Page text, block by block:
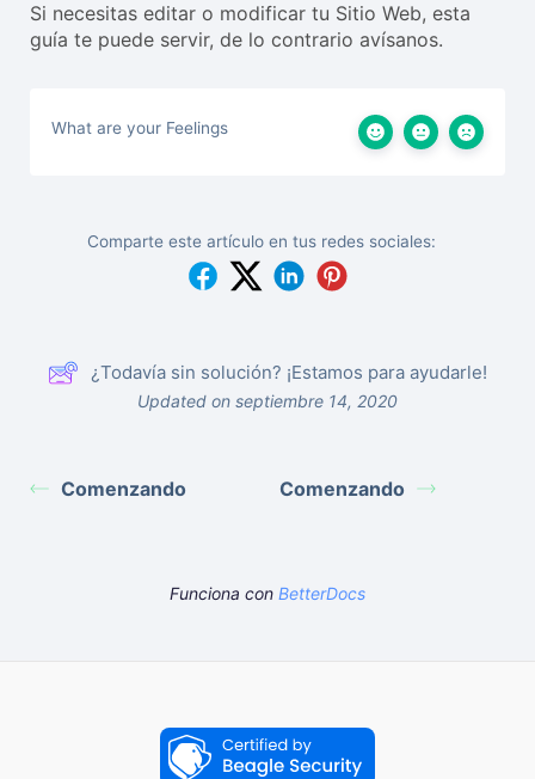
Si necesitas editar o modificar tu Sitio Web, esta
guía te puede servir, de lo contrario avísanos.
What are your Feelings
Comparte este artículo en tus redes sociales:
¿Todavía sin solución? ¡Estamos para ayudarle!
Updated on septiembre 14, 2020
Comenzando Comenzando
Funciona con BetterDocs